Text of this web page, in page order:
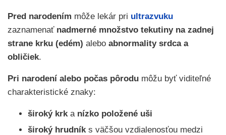
Pred narodením môže lekár pri ultrazvuku
zaznamenať nadmerné množstvo tekutiny na zadnej
strane krku (edém) alebo abnormality srdca a
obličiek.
Pri narodení alebo počas pôrodu môžu byť viditeľné
charakteristické znaky:
široký krka nízko položené uši
široký hrudníks väčšou vzdialenosťou medzi